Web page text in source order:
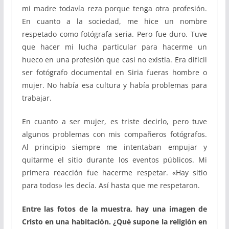
mi madre todavía reza porque tenga otra profesión.
En cuanto a la sociedad, me hice un nombre
respetado como fotógrafa seria. Pero fue duro. Tuve
que hacer mi lucha particular para hacerme un
hueco en una profesión que casi no existía. Era difícil
ser fotógrafo documental en Siria fueras hombre o
mujer. No había esa cultura y había problemas para
trabajar.
En cuanto a ser mujer, es triste decirlo, pero tuve
algunos problemas con mis compañeros fotógrafos.
Al principio siempre me intentaban empujar y
quitarme el sitio durante los eventos públicos. Mi
primera reacción fue hacerme respetar. «Hay sitio
para todos» les decía. Así hasta que me respetaron.
Entre las fotos de la muestra, hay una imagen de
Cristo en una habitación. ¿Qué supone la religión en